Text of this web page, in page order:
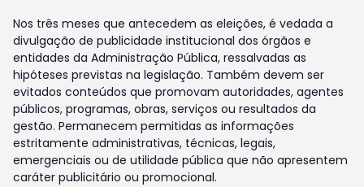
Nos três meses que antecedem as eleições, é vedada a
divulgação de publicidade institucional dos órgãos e
entidades da Administração Pública, ressalvadas as
hipóteses previstas na legislação. Também devem ser
evitados conteúdos que promovam autoridades, agentes
públicos, programas, obras, serviços ou resultados da
gestão. Permanecem permitidas as informações
estritamente administrativas, técnicas, legais,
emergenciais ou de utilidade pública que não apresentem
caráter publicitário ou promocional.